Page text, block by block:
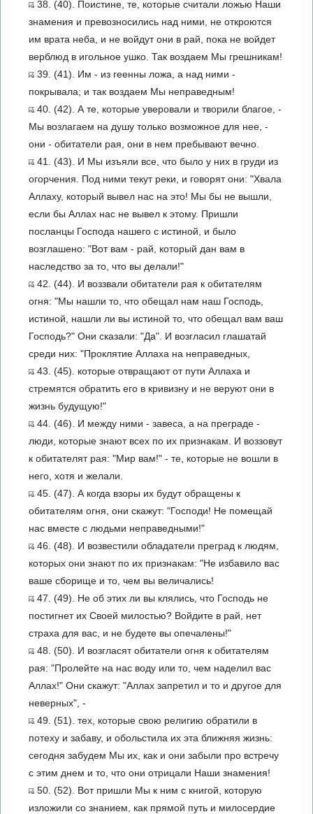
38. (40). Поистине, те, которые считали ложью Наши
знамения и превозносились над ними, не откроются
им врата неба, и не войдут они в рай, пока не войдет
верблюд в игольное ушко. Так воздаем Мы грешникам!
39. (41). Им - из геенны ложа, а над ними -
покрывала; и так воздаем Мы неправедным!
40. (42). А те, которые уверовали и творили благое, -
Мы возлагаем на душу только возможное для нее, -
они - обитатели рая, они в нем пребывают вечно.
41. (43). И Мы изъяли все, что было у них в груди из
огорчения. Под ними текут реки, и говорят они: "Хвала
Аллаху, который вывел нас на это! Мы бы не вышли,
если бы Аллах нас не вывел к этому. Пришли
посланцы Господа нашего с истиной, и было
возглашено: "Вот вам - рай, который дан вам в
наследство за то, что вы делали!"
42. (44). И воззвали обитатели рая к обитателям
огня: "Мы нашли то, что обещал нам наш Господь,
истиной, нашли ли вы истиной то, что обещал вам ваш
Господь?" Они сказали: "Да". И возгласил глашатай
среди них: "Проклятие Аллаха на неправедных,
43. (45). которые отвращают от пути Аллаха и
стремятся обратить его в кривизну и не веруют они в
жизнь будущую!"
44. (46). И между ними - завеса, а на преграде -
люди, которые знают всех по их признакам. И воззовут
к обитателят рая: "Мир вам!" - те, которые не вошли в
него, хотя и желали.
45. (47). А когда взоры их будут обращены к
обитателям огня, они скажут: "Господи! Не помещай
нас вместе с людьми неправедными!"
46. (48). И возвестили обладатели преград к людям,
которых они знают по их признакам: "Не избавило вас
ваше сборище и то, чем вы величались!
47. (49). Не об этих ли вы клялись, что Господь не
постигнет их Своей милостью? Войдите в рай, нет
страха для вас, и не будете вы опечалены!"
48. (50). И возгласят обитатели огня к обитателям
рая: "Пролейте на нас воду или то, чем наделил вас
Аллах!" Они скажут: "Аллах запретил и то и другое для
неверных", -
49. (51). тех, которые свою религию обратили в
потеху и забаву, и обольстила их эта ближняя жизнь:
сегодня забудем Мы их, как и они забыли про встречу
с этим днем и то, что они отрицали Наши знамения!
50. (52). Вот пришли Мы к ним с книгой, которую
изложили со знанием, как прямой путь и милосердие